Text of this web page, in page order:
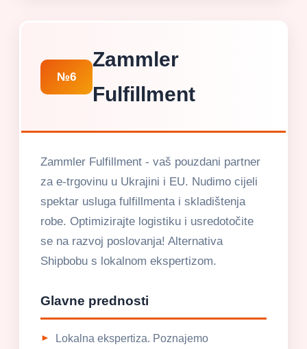
№6
Zammler
Fulfillment
Zammler Fulfillment - vaš pouzdani partner
za e-trgovinu u Ukrajini i EU. Nudimo cijeli
spektar usluga fulfillmenta i skladištenja
robe. Optimizirajte logistiku i usredotočite
se na razvoj poslovanja! Alternativa
Shipbobu s lokalnom ekspertizom.
Glavne prednosti
Lokalna ekspertiza. Poznajemo